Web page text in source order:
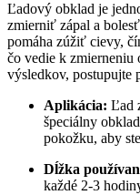
Ľadový obklad je
zmierniť zápal a
pomáha zúžiť cievy,
čo vedie k zmierneniu
výsledkov, postupujte
Aplikácia: Ľad
špeciálny
pokožku, aby
Dĺžka
každé 2-3